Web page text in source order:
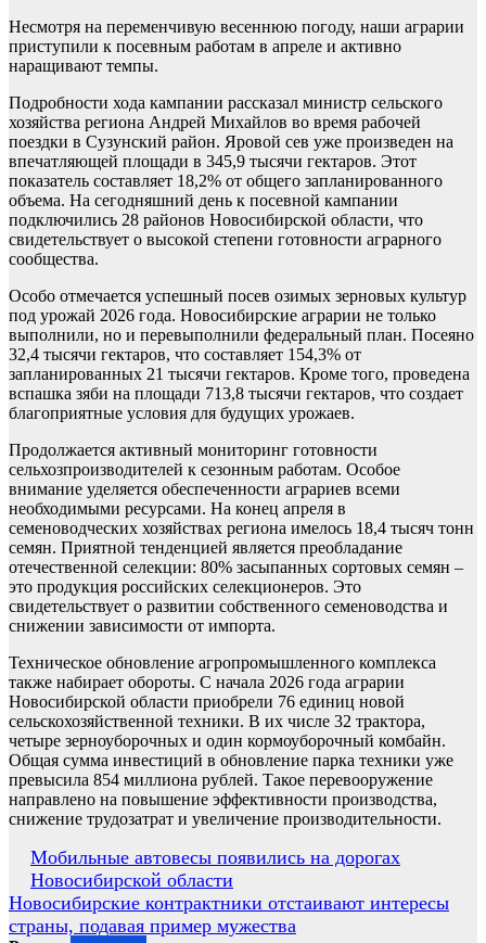
Несмотря на переменчивую весеннюю погоду, наши аграрии
приступили к посевным работам в апреле и активно
наращивают темпы.
Подробности хода кампании рассказал министр сельского
хозяйства региона Андрей Михайлов во время рабочей
поездки в Сузунский район. Яровой сев уже произведен на
впечатляющей площади в 345,9 тысячи гектаров. Этот
показатель составляет 18,2% от общего запланированного
объема. На сегодняшний день к посевной кампании
подключились 28 районов Новосибирской области, что
свидетельствует о высокой степени готовности аграрного
сообщества.
Особо отмечается успешный посев озимых зерновых культур
под урожай 2026 года. Новосибирские аграрии не только
выполнили, но и перевыполнили федеральный план. Посеяно
32,4 тысячи гектаров, что составляет 154,3% от
запланированных 21 тысячи гектаров. Кроме того, проведена
вспашка зяби на площади 713,8 тысячи гектаров, что создает
благоприятные условия для будущих урожаев.
Продолжается активный мониторинг готовности
сельхозпроизводителей к сезонным работам. Особое
внимание уделяется обеспеченности аграриев всеми
необходимыми ресурсами. На конец апреля в
семеноводческих хозяйствах региона имелось 18,4 тысяч тонн
семян. Приятной тенденцией является преобладание
отечественной селекции: 80% засыпанных сортовых семян –
это продукция российских селекционеров. Это
свидетельствует о развитии собственного семеноводства и
снижении зависимости от импорта.
Техническое обновление агропромышленного комплекса
также набирает обороты. С начала 2026 года аграрии
Новосибирской области приобрели 76 единиц новой
сельскохозяйственной техники. В их числе 32 трактора,
четыре зерноуборочных и один кормоуборочный комбайн.
Общая сумма инвестиций в обновление парка техники уже
превысила 854 миллиона рублей. Такое перевооружение
направлено на повышение эффективности производства,
снижение трудозатрат и увеличение производительности.
Навигация
по
записям
Мобильные автовесы появились на дорогах
Новосибирской области
Новосибирские контрактники отстаивают интересы
страны, подавая пример мужества